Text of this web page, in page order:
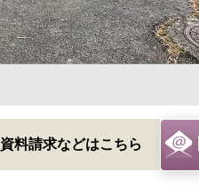
資料請求などはこちら